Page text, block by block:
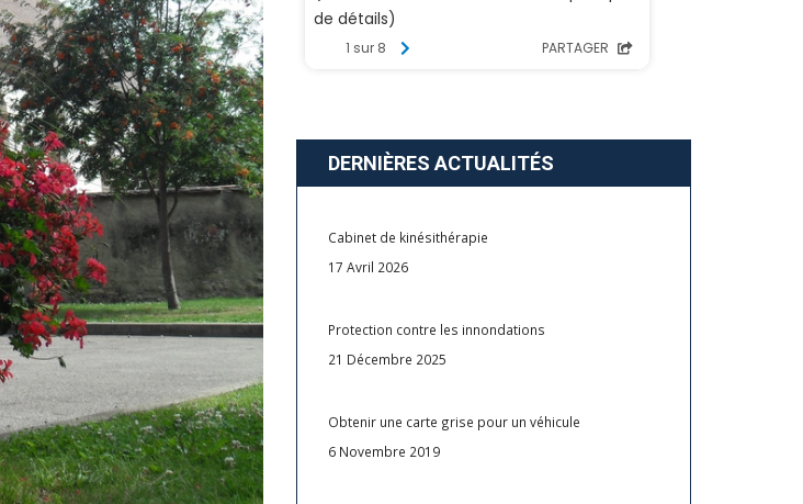
DERNIÈRES ACTUALITÉS
Cabinet de kinésithérapie
17 Avril 2026
Protection contre les innondations
21 Décembre 2025
Obtenir une carte grise pour un véhicule
6 Novembre 2019